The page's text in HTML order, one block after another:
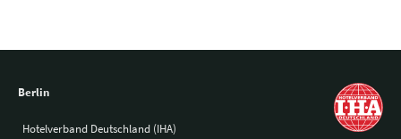
Berlin
Hotelverband Deutschland (IHA)